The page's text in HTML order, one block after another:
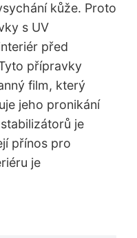
kůže. Proto
s UV
před
přípravky
film, který
jeho pronikání
je
přínos pro
je